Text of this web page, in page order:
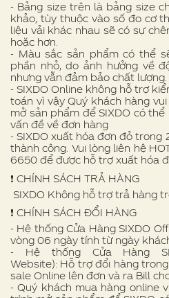
- Bảng size trên là bảng size
khảo, tùy thuộc vào số đo cơ
liệu vải khác nhau sẽ có sự
hoặc hơn.
- Màu sắc sản phẩm có thể
phần nhỏ, do ảnh hưởng về
nhưng vẫn đảm bảo chất lượng.
- SIXDO Online không hỗ trợ
toán vì vậy Quý khách hàng
mở sản phẩm để SIXDO có
vấn đề về đơn hàng
- SIXDO xuất hóa đơn đỏ trong
thành công. Vui lòng liên hệ
6650 để được hỗ trợ xuất hóa
❗️ CHÍNH SÁCH TRẢ HÀNG
SIXDO Không hỗ trợ trả hàng
❗️ CHÍNH SÁCH ĐỔI HÀNG
- Hệ thống Cửa Hàng SIXDO
vòng 06 ngày tính từ ngày
- Hệ thống Cửa Hàng
Website): Hỗ trợ đổi hàng
sale Online lên đơn và ra Bill
- Quý khách mua hàng online